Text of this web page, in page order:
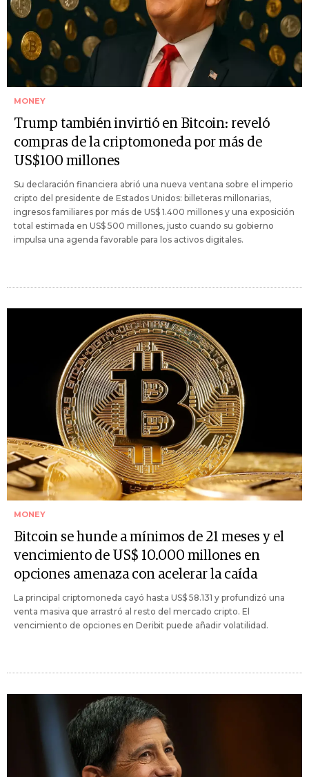
MONEY
Trump también invirtió en Bitcoin: reveló
compras de la criptomoneda por más de
US$100 millones
Su declaración financiera abrió una nueva ventana sobre el imperio
cripto del presidente de Estados Unidos: billeteras millonarias,
ingresos familiares por más de US$ 1.400 millones y una exposición
total estimada en US$ 500 millones, justo cuando su gobierno
impulsa una agenda favorable para los activos digitales.
MONEY
Bitcoin se hunde a mínimos de 21 meses y el
vencimiento de US$ 10.000 millones en
opciones amenaza con acelerar la caída
La principal criptomoneda cayó hasta US$ 58.131 y profundizó una
venta masiva que arrastró al resto del mercado cripto. El
vencimiento de opciones en Deribit puede añadir volatilidad.